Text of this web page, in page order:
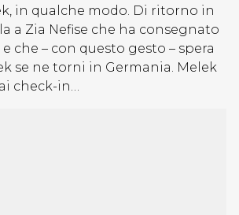
in qualche modo. Di ritorno in
a Zia Nefise che ha consegnato
che – con questo gesto – spera
se ne torni in Germania. Melek
check-in…